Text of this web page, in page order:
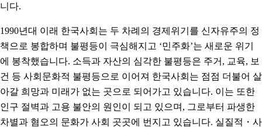
니다.
1990년대 이래 한국사회는 두 차례의 경제위기를 신자유주의 정
책으로 봉합하며 불평등이 극심해지고 ‘민주화’는 새로운 위기
에 봉착했습니다. 소득과 자산의 심각한 불평등은 주거, 교육, 보
건 등 사회문화적 불평등으로 이어져 한국사회는 점점 더불어 살
아갈 희망과 미래가 없는 곳으로 되어가고 있습니다. 이는 또한
인구 절벽과 고용 불안의 원인이 되고 있으며, 그로부터 파생한
차별과 혐오의 문화가 사회 곳곳에 번지고 있습니다. 실질적・사